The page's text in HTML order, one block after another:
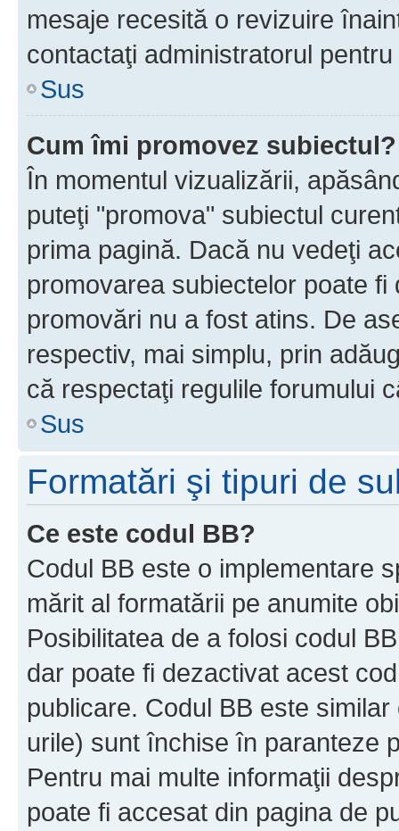
mesaje recesită o revizuire
contactaţi administratorul
Sus
Cum îmi promovez subiectul?
În momentul vizualizării,
puteţi "promova" subiectul
prima pagină. Dacă nu vedeţi
promovarea subiectelor poate
promovări nu a fost atins. De
respectiv, mai simplu, prin
că respectaţi regulile forumului
Sus
Formatări şi tipuri de
Ce este codul BB?
Codul BB este o implementare
mărit al formatării pe anumite
Posibilitatea de a folosi codul
dar poate fi dezactivat acest
publicare. Codul BB este
urile) sunt închise în paranteze
Pentru mai multe informaţii
poate fi accesat din pagina de